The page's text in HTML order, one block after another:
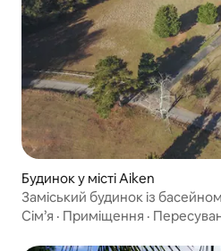
Будинок у місті Aiken
Заміський будинок із басейном
Сім’я · Приміщення ·